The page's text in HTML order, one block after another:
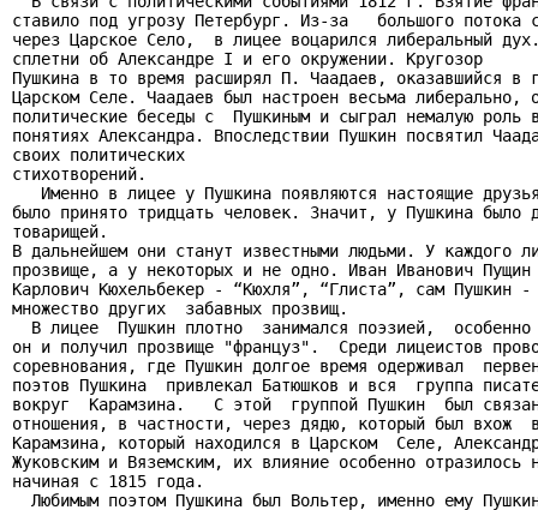
ставило под угрозу Петербург. Из-за   большого потока
через Царское Село,  в лицее воцарился либеральный
сплетни об Александре I и его окружении. Кругозор
Пушкина в то время расширял П. Чаадаев, оказавшийся в
Царском Селе. Чаадаев был настроен весьма либерально,
политические беседы с  Пушкиным и сыграл немалую роль
понятиях Александра. Впоследствии Пушкин посвятил
своих политических
стихотворений.
Именно в лицее у Пушкина появляются настоящие
было принято тридцать человек. Значит, у Пушкина было
товарищей.
В дальнейшем они станут известными людьми. У каждого
прозвище, а у некоторых и не одно. Иван Иванович
Карлович Кюхельбекер - “Кюхля”, “Глиста”, сам Пушкин -
множество других  забавных прозвищ.
В лицее  Пушкин плотно  занимался поэзией,
он и получил прозвище "француз".  Среди лицеистов
соревнования, где Пушкин долгое время одерживал
поэтов Пушкина  привлекал Батюшков и вся  группа
вокруг  Карамзина.   С этой  группой Пушкин  был
отношения, в частности, через дядю, который был вхож
Карамзина, который находился в Царском  Селе,
Жуковским и Вяземским, их влияние особенно отразилось
начиная с 1815 года.
Любимым поэтом Пушкина был Вольтер, именно ему